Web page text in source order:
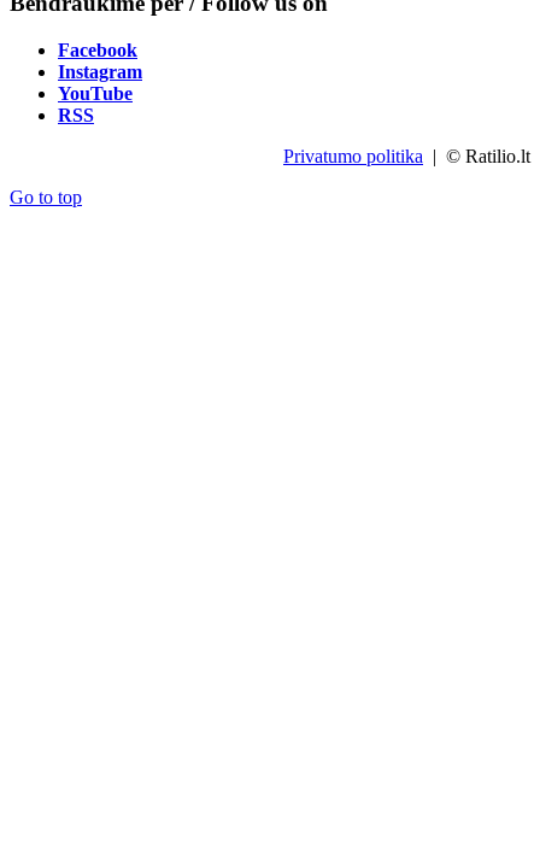
Facebook
Instagram
YouTube
RSS
Privatumo politika | © Ratilio.lt
Go to top